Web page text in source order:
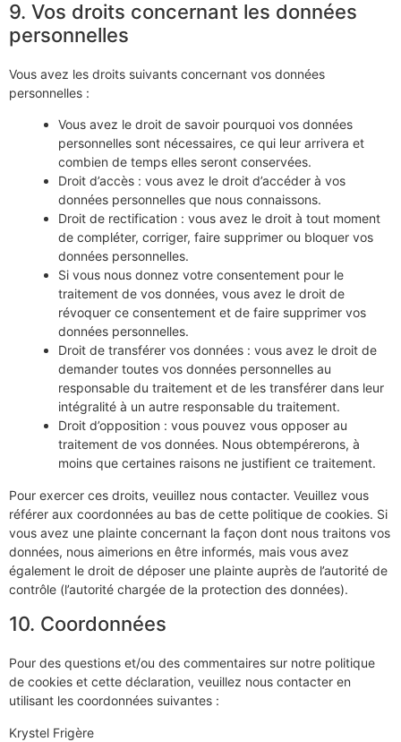
9. Vos droits concernant les données
personnelles
Vous avez les droits suivants concernant vos données
personnelles :
Vous avez le droit de savoir pourquoi vos données
personnelles sont nécessaires, ce qui leur arrivera et
combien de temps elles seront conservées.
Droit d’accès : vous avez le droit d’accéder à vos
données personnelles que nous connaissons.
Droit de rectification : vous avez le droit à tout moment
de compléter, corriger, faire supprimer ou bloquer vos
données personnelles.
Si vous nous donnez votre consentement pour le
traitement de vos données, vous avez le droit de
révoquer ce consentement et de faire supprimer vos
données personnelles.
Droit de transférer vos données : vous avez le droit de
demander toutes vos données personnelles au
responsable du traitement et de les transférer dans leur
intégralité à un autre responsable du traitement.
Droit d’opposition : vous pouvez vous opposer au
traitement de vos données. Nous obtempérerons, à
moins que certaines raisons ne justifient ce traitement.
Pour exercer ces droits, veuillez nous contacter. Veuillez vous
référer aux coordonnées au bas de cette politique de cookies. Si
vous avez une plainte concernant la façon dont nous traitons vos
données, nous aimerions en être informés, mais vous avez
également le droit de déposer une plainte auprès de l’autorité de
contrôle (l’autorité chargée de la protection des données).
10. Coordonnées
Pour des questions et/ou des commentaires sur notre politique
de cookies et cette déclaration, veuillez nous contacter en
utilisant les coordonnées suivantes :
Krystel Frigère